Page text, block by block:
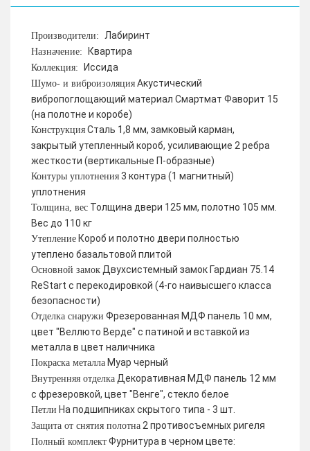
Производители: Лабиринт
Назначение: Квартира
Коллекция: Иссида
Шумо- и виброизоляция Акустический
вибропоглощающий материал Смартмат Фаворит 15
(на полотне и коробе)
Конструкция Сталь 1,8 мм, замковый карман,
закрытый утепленный короб, усиливающие 2 ребра
жесткости (вертикальные П-образные)
Контуры уплотнения 3 контура (1 магнитный)
уплотнения
Толщина, вес Толщина двери 125 мм, полотно 105 мм.
Вес до 110 кг
Утепление Короб и полотно двери полностью
утеплено базальтовой плитой
Основной замок Двухсистемный замок Гардиан 75.14
ReStart с перекодировкой (4-го наивысшего класса
безопасности)
Отделка снаружи Фрезерованная МДФ панель 10 мм,
цвет "Веллюто Верде" с патиной и вставкой из
металла в цвет наличника
Покраска металла Муар черный
Внутренняя отделка Декоративная МДФ панель 12 мм
с фрезеровкой, цвет "Венге", стекло белое
Петли На подшипниках скрытого типа - 3 шт.
Защита от снятия полотна 2 противосъемных ригеля
Полный комплект Фурнитура в черном цвете: